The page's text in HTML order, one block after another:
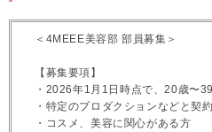
＜4MEEE美容部 部員募集＞
【募集要項】
・2026年1月1日時点で、20歳〜
・特定のプロダクションなどと契
・コスメ、美容に関心がある方